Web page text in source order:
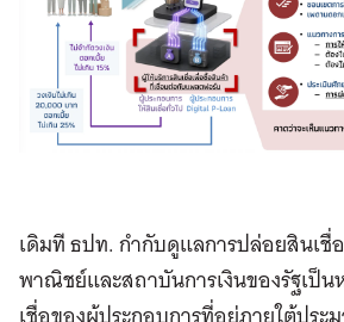
เดิมที ธปท. กำกับดูแลการปล่อยสินเชื่
พาณิชย์และสถาบันการเงินของรัฐเป็